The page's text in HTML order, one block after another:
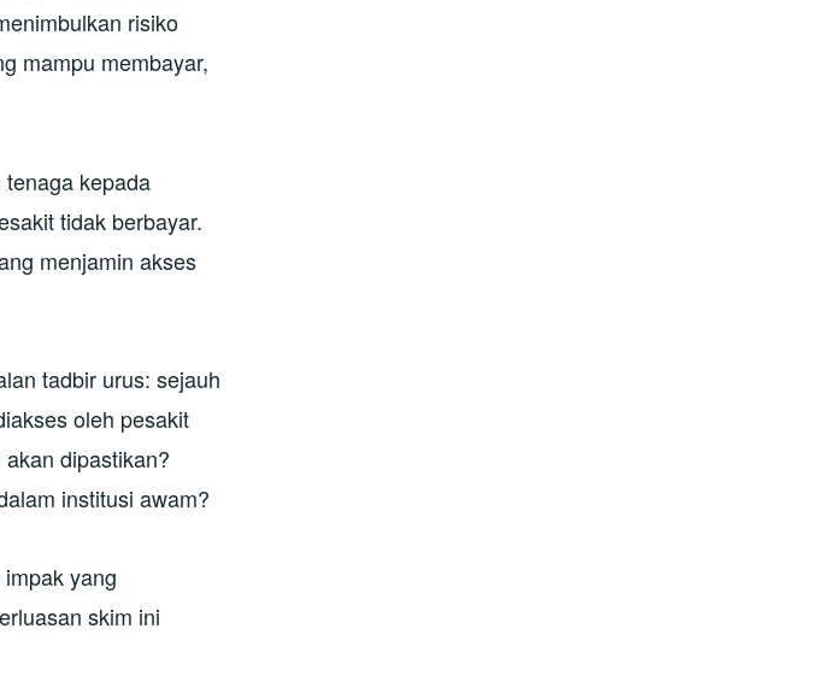
risiko
mampu membayar,
kepada
tidak berbayar.
menjamin akses
tadbir urus: sejauh
oleh pesakit
dipastikan?
institusi awam?
yang
skim ini